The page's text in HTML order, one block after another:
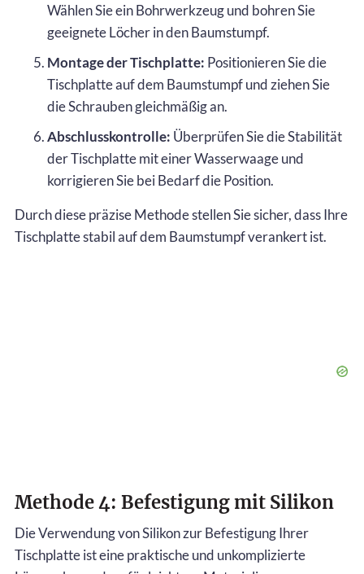
Wählen Sie ein Bohrwerkzeug und bohren Sie
geeignete Löcher in den Baumstumpf.
Montage der Tischplatte: Positionieren Sie die
Tischplatte auf dem Baumstumpf und ziehen Sie
die Schrauben gleichmäßig an.
Abschlusskontrolle: Überprüfen Sie die Stabilität
der Tischplatte mit einer Wasserwaage und
korrigieren Sie bei Bedarf die Position.
Durch diese präzise Methode stellen Sie sicher, dass Ihre
Tischplatte stabil auf dem Baumstumpf verankert ist.
Methode 4: Befestigung mit Silikon
Die Verwendung von Silikon zur Befestigung Ihrer
Tischplatte ist eine praktische und unkomplizierte